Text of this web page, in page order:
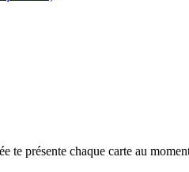
te présente chaque carte au